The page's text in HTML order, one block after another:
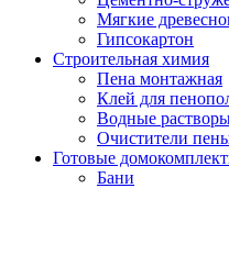
Мягкие
Гипсокартон
Строительная химия
Пена монтажная
Клей для
Водные
Очистители
Готовые
Бани